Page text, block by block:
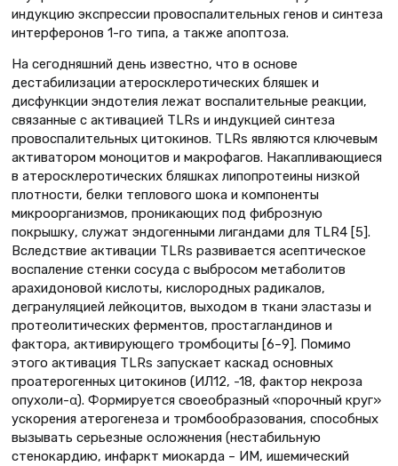
индукцию экспрессии провоспалительных генов и синтеза
интерферонов 1-го типа, а также апоптоза.
На сегодняшний день известно, что в основе
дестабилизации атеросклеротических бляшек и
дисфункции эндотелия лежат воспалительные реакции,
связанные с активацией TLRs и индукцией синтеза
провоспалительных цитокинов. TLRs являются ключевым
активатором моноцитов и макрофагов. Накапливающиеся
в атеросклеротических бляшках липопротеины низкой
плотности, белки теплового шока и компоненты
микроорганизмов, проникающих под фиброзную
покрышку, служат эндогенными лигандами для TLR4 [5].
Вследствие активации TLRs развивается асептическое
воспаление стенки сосуда с выбросом метаболитов
арахидоновой кислоты, кислородных радикалов,
дегрануляцией лейкоцитов, выходом в ткани эластазы и
протеолитических ферментов, простагландинов и
фактора, активирующего тромбоциты [6–9]. Помимо
этого активация TLRs запускает каскад основных
проатерогенных цитокинов (ИЛ12, -18, фактор некроза
опухоли-α). Формируется своеобразный «порочный круг»
ускорения атерогенеза и тромбообразования, способных
вызывать серьезные осложнения (нестабильную
стенокардию, инфаркт миокарда – ИМ, ишемический